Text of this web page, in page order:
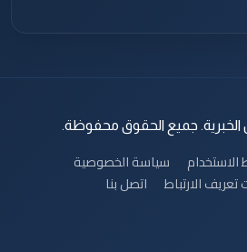
سياسة الخصوصية
الارتباط
اتصل بنا